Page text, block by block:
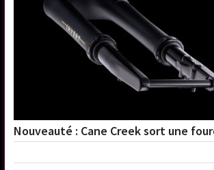
Nouveauté : Cane Creek sort une